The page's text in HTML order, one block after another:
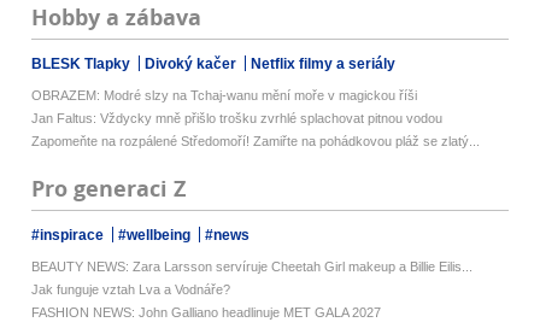
Hobby a zábava
BLESK Tlapky Divoký kačer Netflix filmy a seriály
OBRAZEM: Modré slzy na Tchaj-wanu mění moře v magickou říši
Jan Faltus: Vždycky mně přišlo trošku zvrhlé splachovat pitnou vodou
Zapomeňte na rozpálené Středomoří! Zamiřte na pohádkovou pláž se zlatý...
Pro generaci Z
#inspirace #wellbeing #news
BEAUTY NEWS: Zara Larsson servíruje Cheetah Girl makeup a Billie Eilis...
Jak funguje vztah Lva a Vodnáře?
FASHION NEWS: John Galliano headlinuje MET GALA 2027